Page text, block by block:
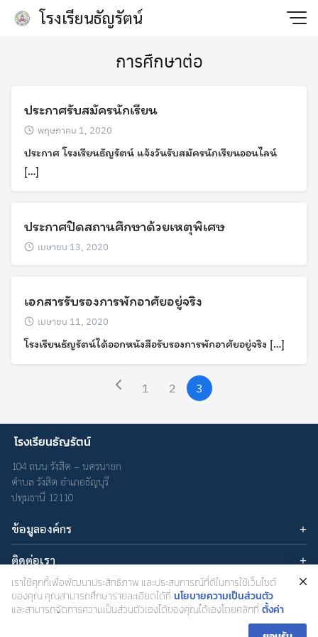
Skip
โรงเรียนธัญรัตน์
Search
การศืกษาต่อ
ประกาศรับสมัครนักเรียน
พฤษภาคม 1, 2020
ประกาศ โรงเรียนธัญรัตน์ แจ้งวันรับสมัครนักเรียนออนไลน์
[…]
ประกาศปิดสถานศึกษาด้วยเหตุพิเศษ
เมษายน 13, 2020
เอกสารรับรองการพักอาศัยอยู่จริง
เมษายน 11, 2020
โรงเรียนธัญรัตน์ได้ออกหนังสือรับรองการพักอาศัยอยู่จริง […]
1 2 3
โรงเรียนธัญรัตน์
104 ถนน รังสิต – นครนายก
ตำบล รังสิต อำเภอธัญบุรี
ปทุมธานี 12110
ข้อมูลองค์กร
บทความ
เกี่ยวกับเรา
นโยบายความเป็นส่วนตัว
ติดต่อเรา
อีเมล : admin@thanyarat.ac.th
โทรศัพท์: 02-577-1577
เครือข่ายสังคมออนไลน์
เราใช้คุกกี้เพื่อพัฒนาประสิทธิภาพ และประสบการณ์ที่ดีในการใช้เว็บไซต์
ของคุณ คุณสามารถศึกษารายละเอียดได้ที่ นโยบายความเป็นส่วนตัว
และสามารถจัดการความเป็นส่วนตัวเองได้ของคุณได้เองโดยคลิกที่ ตั้งค่า